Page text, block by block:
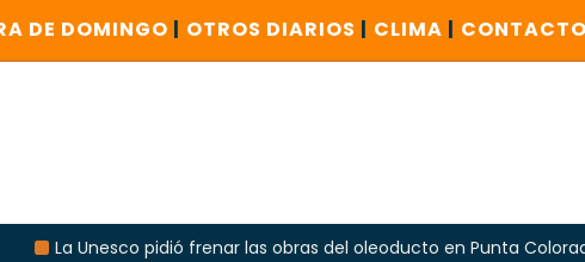
DE DOMINGO | OTROS DIARIOS | CLIMA | CONTACTO
pidió frenar las obras del oleoducto en Punta Colorada